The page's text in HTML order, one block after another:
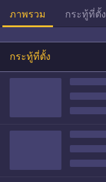
ภาพรวม กระทู้ที่ตั้ง
กระทู้ที่ตั้ง